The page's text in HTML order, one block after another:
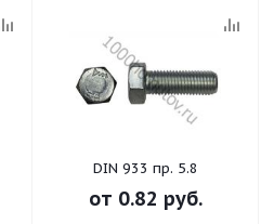
DIN 933 пр. 5.8
от 0.82 руб.